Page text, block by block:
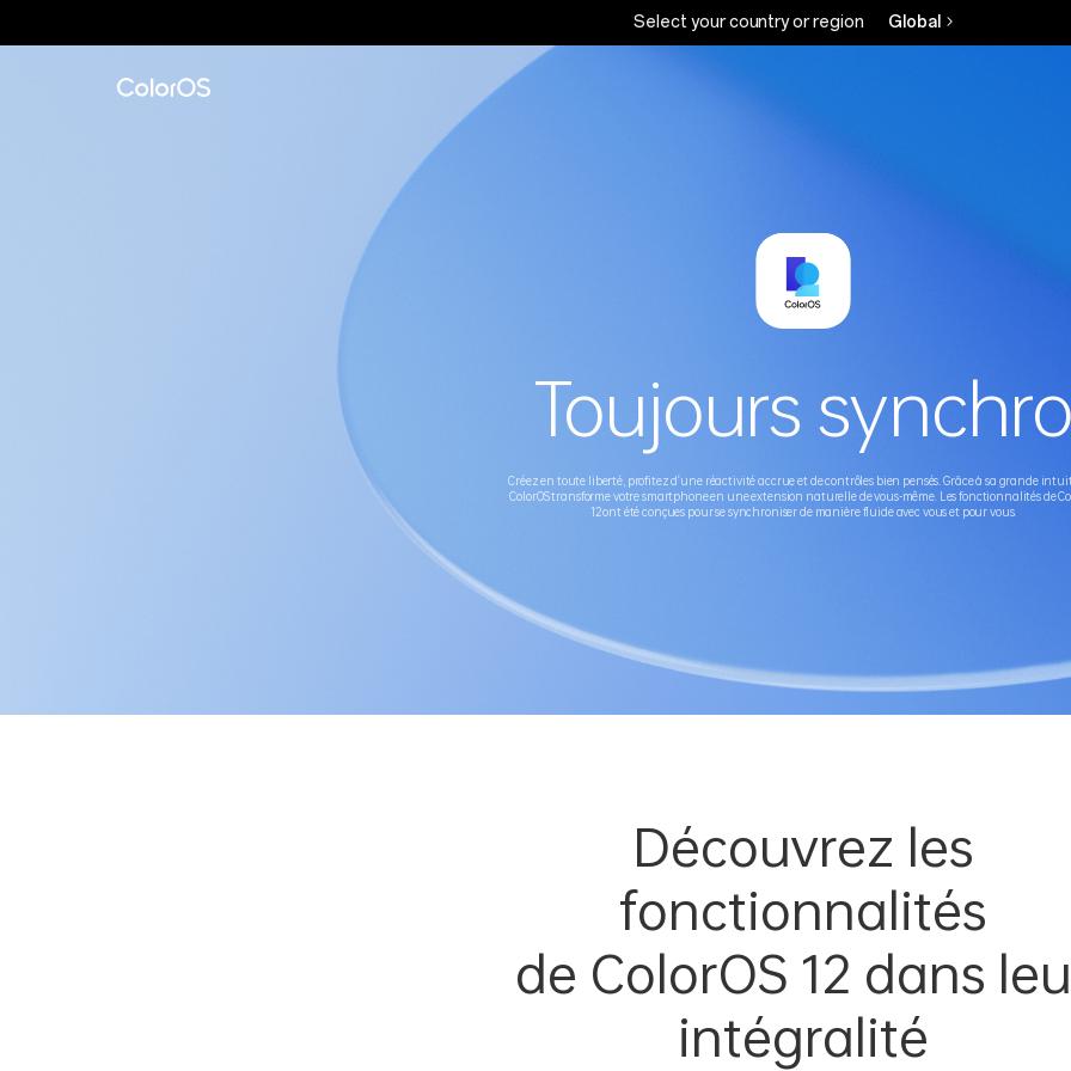
Select your country or region Global
Toujours
Créez en toute liberté, profitez d'une réactivité accrue et de contrôles bien pensés. Grâce à sa grande
ColorOS transforme votre smartphone en une extension naturelle de vous-même. Les fonctionnalités de
12 ont été conçues pour se synchroniser de manière fluide avec vous et pour vous.
Découvrez les
fonctionnalités
de ColorOS 12 dans
intégralité